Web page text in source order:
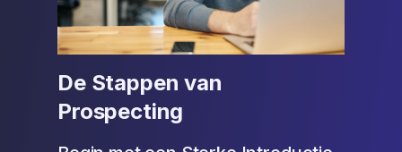
De Stappen van
Prospecting